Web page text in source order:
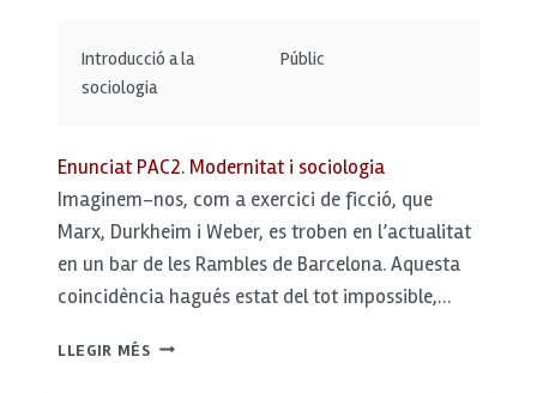
Introducció a la
sociologia
Públic
Enunciat PAC2. Modernitat i sociologia
Imaginem-nos, com a exercici de ficció, que
Marx, Durkheim i Weber, es troben en l’actualitat
en un bar de les Rambles de Barcelona. Aquesta
coincidència hagués estat del tot impossible,…
LLEGIR MÉSMARX,